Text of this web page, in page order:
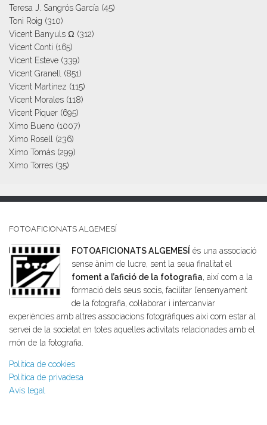
Teresa J. Sangrós García (45)
Toni Roig (310)
Vicent Banyuls Ω (312)
Vicent Conti (165)
Vicent Esteve (339)
Vicent Granell
(851)
Vicent Martinez (115)
Vicent Morales (118)
Vicent Piquer (695)
Ximo Bueno (1007)
Ximo Rosell
(236)
Ximo Tomás (299)
Ximo Torres (35)
FOTOAFICIONATS ALGEMESÍ
FOTOAFICIONATS ALGEMESÍ és una associació
sense ànim de lucre, sent la seua finalitat el
foment a l’afició de la fotografia, així com a la
formació dels seus socis, facilitar l’ensenyament
de la fotografia, col·laborar i intercanviar
experiències amb altres associacions fotogràfiques així com estar al
servei de la societat en totes aquelles activitats relacionades amb el
món de la fotografia.
Política de cookies
Política de privadesa
Avís legal